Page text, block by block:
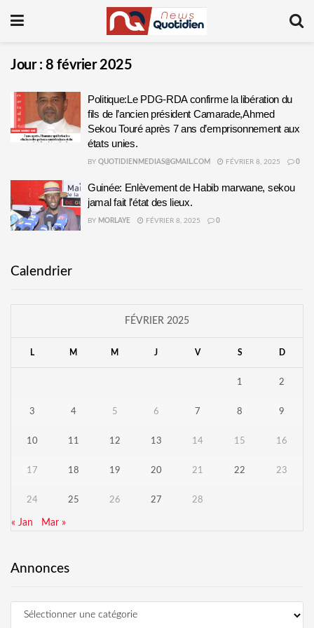
Jour :8 février 2025
Politique:Le PDG-RDA confirme la libération du
fils de l’ancien président Camarade,Ahmed
Sekou Touré après 7 ans d’emprisonnement aux
états unies.
BY QUOTIDIENMEDIAS@GMAIL.COM FÉVRIER 8, 2025 0
Guinée: Enlèvement de Habib marwane, sekou
jamal fait l’état des lieux.
BY MORLAYE FÉVRIER 8, 2025 0
Calendrier
FÉVRIER 2025
L M M J V S D
1 2
3 4 5 6 7 8 9
10 11 12 13 14 15 16
17 18 19 20 21 22 23
24 25 26 27 28
« Jan Mar »
Annonces